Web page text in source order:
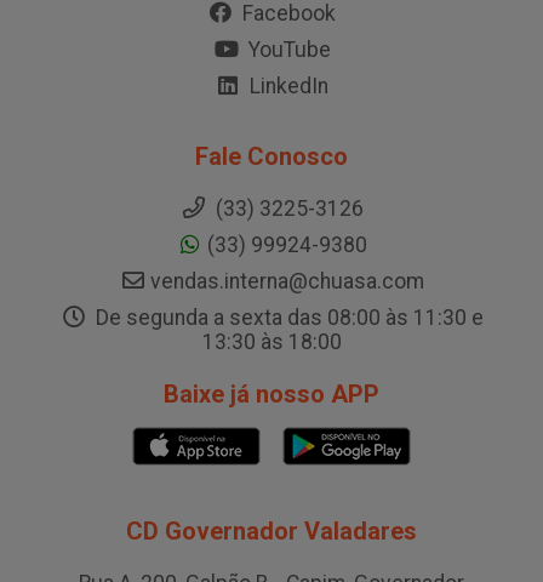
Facebook
YouTube
LinkedIn
Fale Conosco
(33) 3225-3126
(33) 99924-9380
vendas.interna@chuasa.com
De segunda a sexta das 08:00 às 11:30 e
13:30 às 18:00
Baixe já nosso APP
CD Governador Valadares